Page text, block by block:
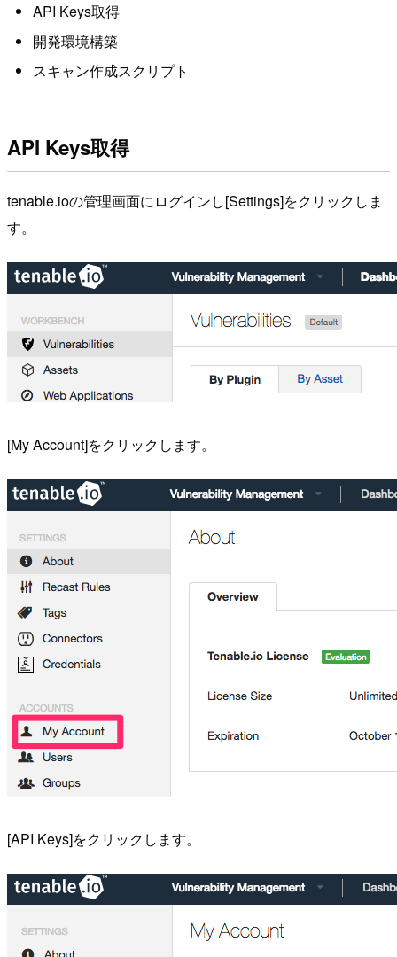
API Keys取得
開発環境構築
スキャン作成スクリプト
API Keys取得
tenable.ioの管理画面にログインし[Settings]をクリックしま
す。
[My Account]をクリックします。
[API Keys]をクリックします。